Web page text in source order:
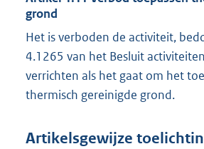
grond
Het is verboden de activiteit,
4.1265 van het Besluit
verrichten als het gaat om het
thermisch gereinigde grond.
Artikelsgewijze